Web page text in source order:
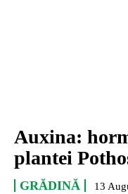
Auxina:
plantei
GRĂDINĂ 13